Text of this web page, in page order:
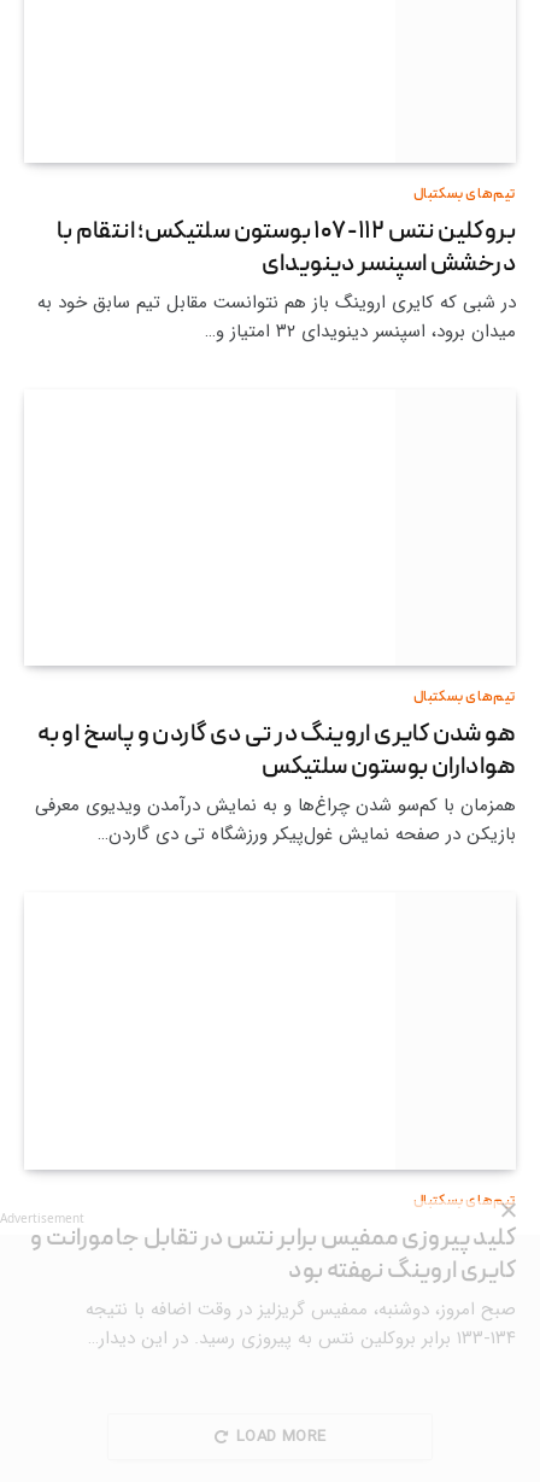
تیم‌های بسکتبال
بروکلین نتس ۱۱۲-۱۰۷ بوستون سلتیکس؛ انتقام با
درخشش اسپنسر دینویدای
در شبی که کایری اروینگ باز هم نتوانست مقابل تیم سابق خود به
میدان برود، اسپنسر دینویدای ۳۲ امتیاز و…
تیم‌های بسکتبال
هو شدن کایری اروینگ در تی دی گاردن و پاسخ او به
هواداران بوستون سلتیکس
همزمان با کم‌سو شدن چراغ‌ها و به نمایش درآمدن ویدیوی معرفی
بازیکن در صفحه نمایش غول‌پیکر ورزشگاه تی دی گاردن…
تیم‌های بسکتبال
کلید پیروزی ممفیس برابر نتس در تقابل جا مورانت و
کایری اروینگ نهفته بود
صبح امروز، دوشنبه، ممفیس گریزلیز در وقت اضافه با نتیجه
۱۳۴-۱۳۳ برابر بروکلین نتس به پیروزی رسید. در این دیدار…
LOAD MORE
Advertisement